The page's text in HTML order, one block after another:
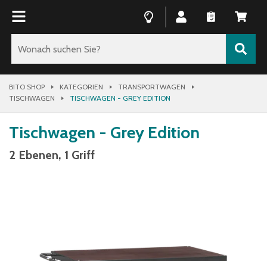
BITO SHOP KATEGORIEN
TRANSPORTWAGEN
TISCHWAGEN
TISCHWAGEN - GREY EDITION
Tischwagen - Grey Edition
2 Ebenen, 1 Griff